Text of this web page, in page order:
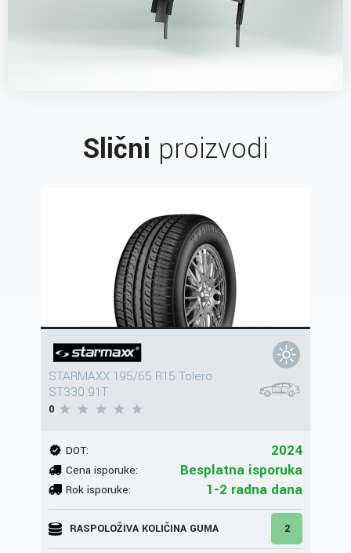
Slični proizvodi
STARMAXX 195/65 R15 Tolero
ST330 91T
0
DOT: 2024
Cena isporuke: Besplatna isporuka
Rok isporuke: 1-2 radna dana
RASPOLOŽIVA KOLIČINA GUMA 2